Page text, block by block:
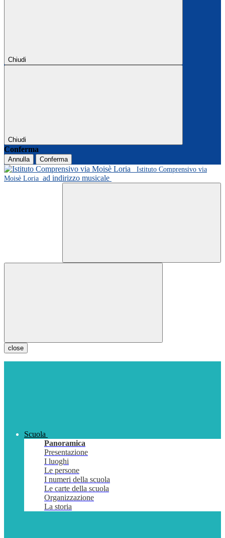
Chiudi
Chiudi
Conferma
Annulla
Conferma
Istituto Comprensivo via
Moisè Loria ad indirizzo musicale
close
Scuola
Panoramica
Presentazione
I luoghi
Le persone
I numeri della scuola
Le carte della scuola
Organizzazione
La storia